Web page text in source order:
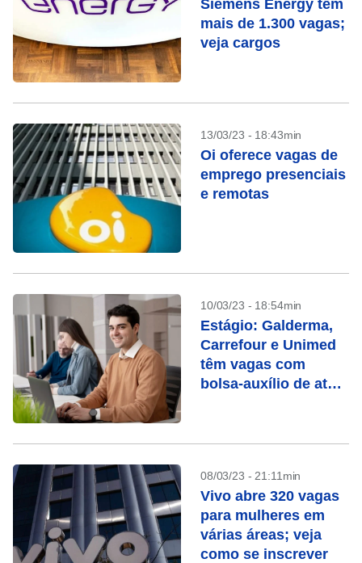
Siemens Energy têm
mais de 1.300 vagas;
veja cargos
13/03/23 - 18:43min
Oi oferece vagas de
emprego presenciais
e remotas
10/03/23 - 18:54min
Estágio: Galderma,
Carrefour e Unimed
têm vagas com
bolsa-auxílio de até
08/03/23 - 21:11min
Vivo abre 320 vagas
para mulheres em
várias áreas; veja
como se inscrever